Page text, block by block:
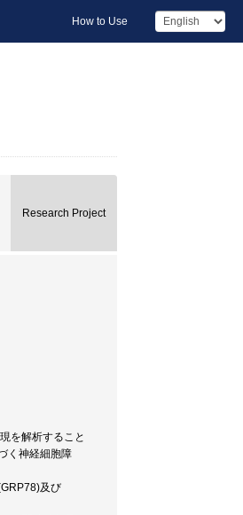
How to Use
Research Project
を解析すること
く神経細胞障
及び